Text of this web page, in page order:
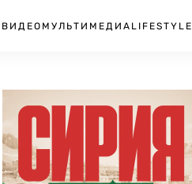
ВИДЕО МУЛЬТИМЕДИА LIFESTYLE